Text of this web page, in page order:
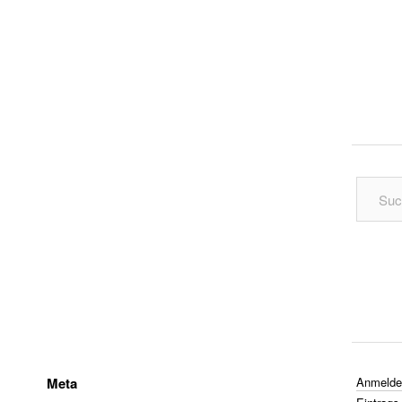
Meta